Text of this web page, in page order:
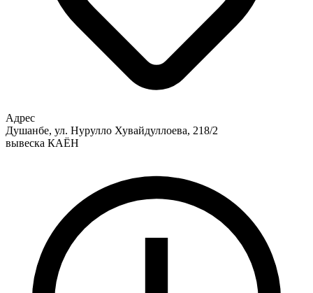
Адрес
Душанбе, ул. Нурулло Хувайдуллоева, 218/2
вывеска КАЁН